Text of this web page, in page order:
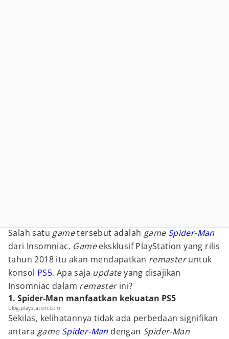
Salah satu gametersebut adalah game Spider-Man
dari Insomniac. Gameeksklusif PlayStation yang rilis
tahun 2018 itu akan mendapatkan remasteruntuk
konsol PS5. Apa saja updateyang disajikan
Insomniac dalam remasterini?
1. Spider-Man manfaatkan kekuatan PS5
blog.playstation.com
Sekilas, kelihatannya tidak ada perbedaan signifikan
antara game Spider-Man dengan Spider-Man